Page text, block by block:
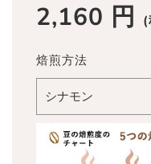
セ
ー
ス
ラ
通
常
格
2,160 円
焙煎方法
シナモン